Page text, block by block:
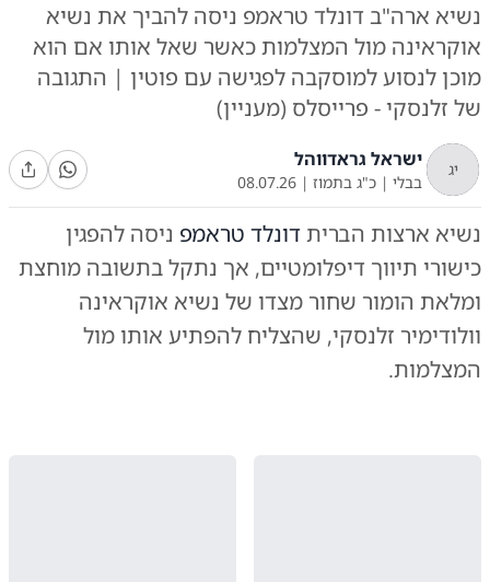
נשיא ארה"ב דונלד טראמפ ניסה להביך את נשיא
אוקראינה מול המצלמות כאשר שאל אותו אם הוא
מוכן לנסוע למוסקבה לפגישה עם פוטין | התגובה
של זלנסקי - פרייסלס (מעניין)
יג ישראל גראדווהל
בבלי | כ"ג בתמוז |
08.07.26
נשיא ארצות הבריתדונלד טראמפ ניסה להפגין
כישורי תיווך דיפלומטיים, אך נתקל בתשובה מוחצת
ומלאת הומור שחור מצדו של נשיא אוקראינה
וולודימיר זלנסקי, שהצליח להפתיע אותו מול
המצלמות.